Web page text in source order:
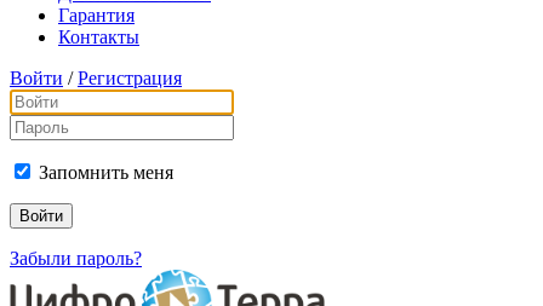
Гарантия
Контакты
Войти / Регистрация
Запомнить меня
Забыли пароль?